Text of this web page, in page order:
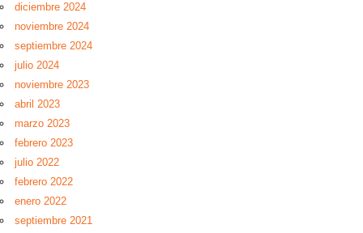
diciembre 2024
noviembre 2024
septiembre 2024
julio 2024
noviembre 2023
abril 2023
marzo 2023
febrero 2023
julio 2022
febrero 2022
enero 2022
septiembre 2021